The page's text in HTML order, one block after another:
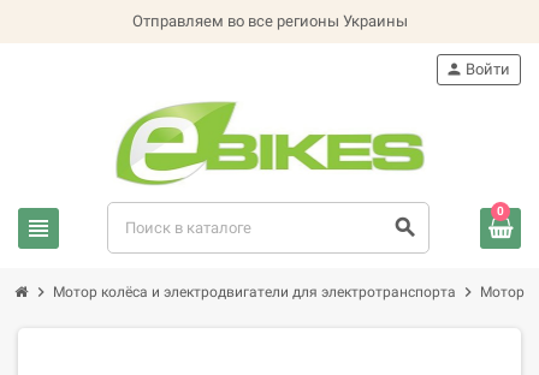
Отправляем во все регионы Украины
view_headline search
person Войти
0
chevron_right Мотор колёса и электродвигатели для электротранспорта chevron_right Мотор